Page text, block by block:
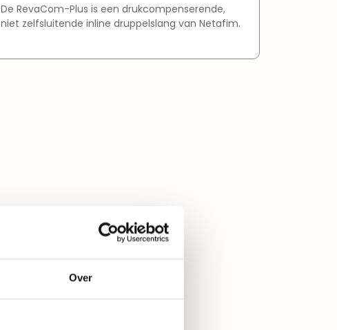
Over
De RevaCom-Plus is een drukcompenserende,
niet zelfsluitende inline druppelslang van Netafim.